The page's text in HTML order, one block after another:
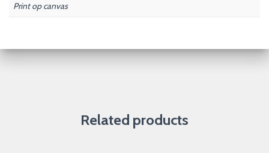
Print op canvas
Related products